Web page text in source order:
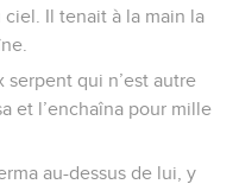
Il tenait à la main la
serpent qui n’est autre
et l’enchaîna pour mille
au-dessus de lui, y